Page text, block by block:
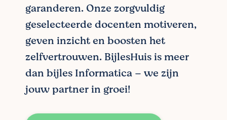
garanderen. Onze zorgvuldig
geselecteerde docenten motiveren,
geven inzicht en boosten het
zelfvertrouwen. BijlesHuis is meer
dan bijles Informatica – we zijn
jouw partner in groei!